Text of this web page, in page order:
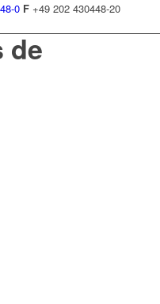
0 F +49 202 430448-20
de